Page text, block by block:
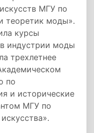
МГУ по
теоретик моды».
курсы
индустрии моды
трехлетнее
по
и исторические
МГУ по